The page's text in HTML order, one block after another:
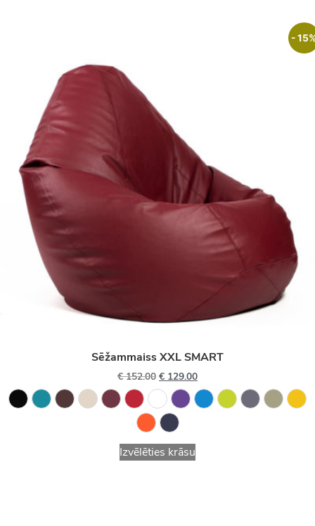
-
Sēžammaiss XXL SMART
€152.00 € 129.00
Izvēlēties krāsu